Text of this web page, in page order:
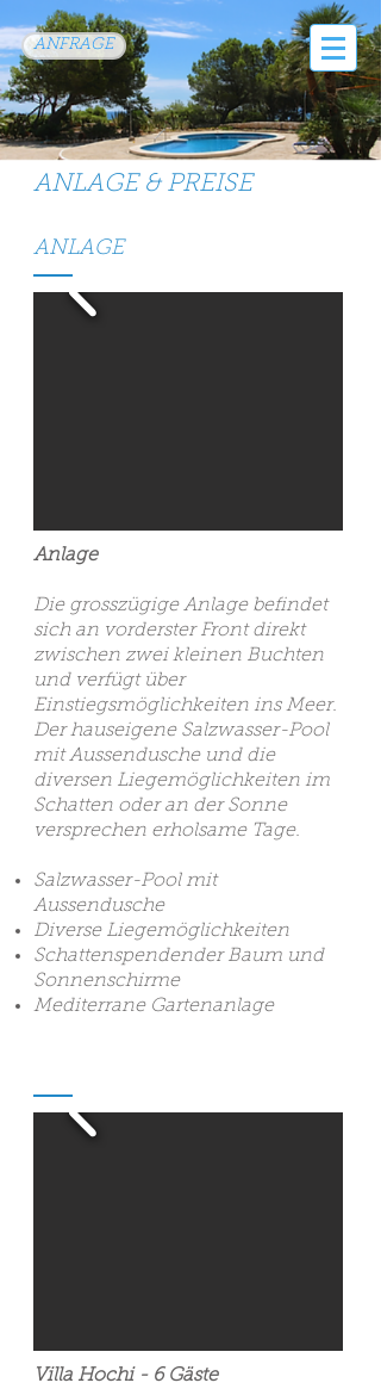
ANFRAGE
ANLAGE & PREISE
ANLAGE
Anlage
Die grosszügige Anlage befindet
sich an vorderster Front direkt
zwischen zwei kleinen Buchten
und verfügt über
Einstiegsmöglichkeiten ins Meer.
Der hauseigene Salzwasser-Pool
mit Aussendusche und die
diversen Liegemöglichkeiten im
Schatten oder an der Sonne
versprechen erholsame Tage.
Salzwasser-Pool mit
Aussendusche
Diverse Liegemöglichkeiten
Schattenspendender Baum und
Sonnenschirme
Mediterrane Gartenanlage
Villa Hochi - 6 Gäste